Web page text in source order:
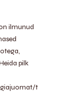
ilmunud
pilk
t